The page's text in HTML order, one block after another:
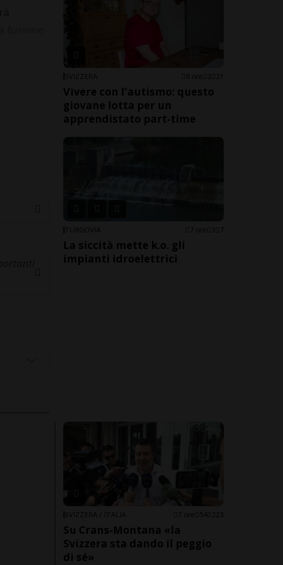
SVIZZERA 6 ore 2 21
Vivere con l'autismo: questo
giovane lotta per un
apprendistato part-time
TURGOVIA 7 ore 3 7
La siccità mette k.o. gli
impianti idroelettrici
SVIZZERA / ITALIA 7 ore 54 223
Su Crans-Montana «la
Svizzera sta dando il peggio
di sé»